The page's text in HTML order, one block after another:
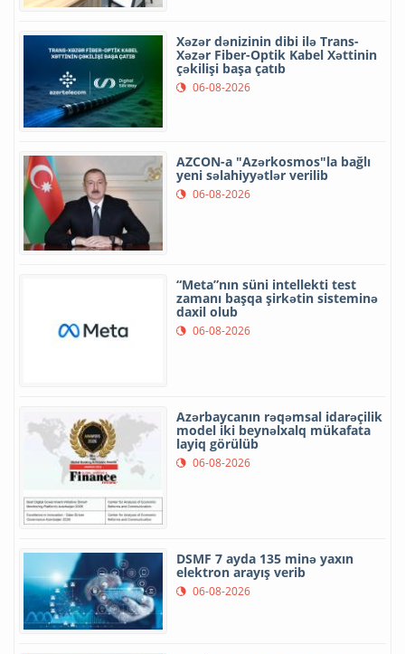
Xəzər dənizinin dibi ilə Trans-
Xəzər Fiber-Optik Kabel Xəttinin
çəkilişi başa çatıb
06-08-2026
AZCON-a "Azərkosmos"la bağlı
yeni səlahiyyətlər verilib
06-08-2026
“Meta”nın süni intellekti test
zamanı başqa şirkətin sisteminə
daxil olub
06-08-2026
Azərbaycanın rəqəmsal idarəçilik
model iki beynəlxalq mükafata
layiq görülüb
06-08-2026
DSMF 7 ayda 135 minə yaxın
elektron arayış verib
06-08-2026